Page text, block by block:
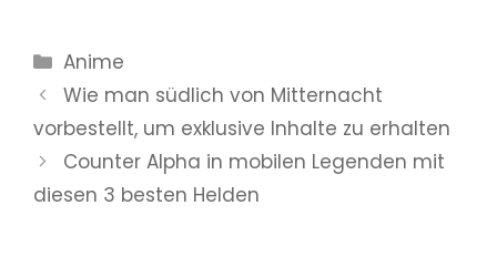
Kategorien
Anime
Wie man südlich von Mitternacht
vorbestellt, um exklusive Inhalte zu erhalten
Counter Alpha in mobilen Legenden mit
diesen 3 besten Helden